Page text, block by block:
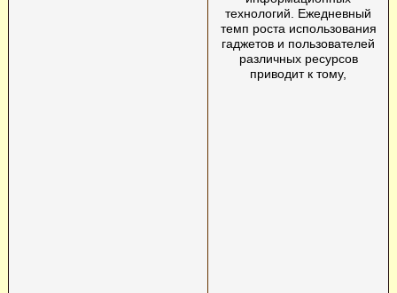
технологий. Ежедневный
темп роста использования
гаджетов и пользователей
различных ресурсов
приводит к тому,